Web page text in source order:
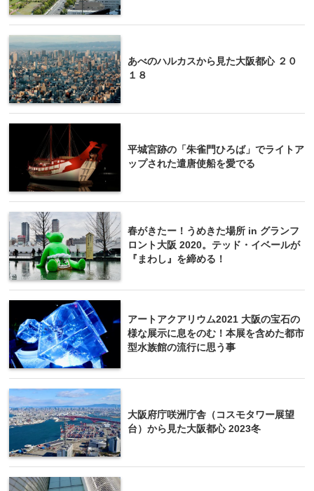
あべのハルカスから見た大阪都心 ２０
１８
平城宮跡の「朱雀門ひろば」でライトア
ップされた遣唐使船を愛でる
春がきたー！うめきた場所 in グランフ
ロント大阪 2020。テッド・イベールが
『まわし』を締める！
アートアクアリウム2021 大阪の宝石の
様な展示に息をのむ！本展を含めた都市
型水族館の流行に思う事
大阪府庁咲洲庁舎（コスモタワー展望
台）から見た大阪都心 2023冬